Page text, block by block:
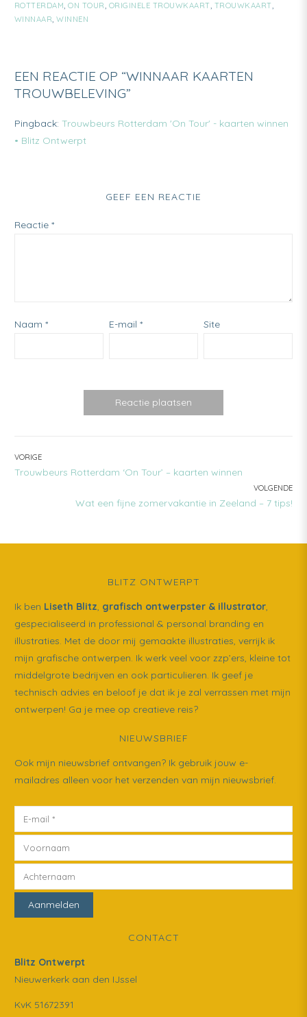
ROTTERDAM ,ON TOUR ORIGINELE TROUWKAART TROUWKAART
WINNAAR ,WINNEN
EEN REACTIE OP “WINNAAR KAARTEN
TROUWBELEVING”
Pingback: Trouwbeurs Rotterdam 'On Tour' - kaarten winnen
• Blitz Ontwerpt
GEEF EEN REACTIE
Reactie *
Naam * E-mail * Site
BERICHT
VORIGE
PREVIOUS
Trouwbeurs Rotterdam ‘On Tour’ – kaarten winnen
VOLGENDE
NEXT
Wat een fijne zomervakantie in Zeeland – 7 tips!
BLITZ ONTWERPT
Ik ben Liseth Blitz, grafisch ontwerpster & illustrator,
gespecialiseerd in professional & personal branding en
illustraties. Met de door mij gemaakte illustraties, verrijk ik
mijn grafische ontwerpen. Ik werk veel voor zzp’ers, kleine tot
middelgrote bedrijven en ook particulieren. Ik geef je
technisch advies en beloof je dat ik je zal verrassen met mijn
ontwerpen! Ga je mee op creatieve reis?
NIEUWSBRIEF
Ook mijn nieuwsbrief ontvangen? Ik gebruik jouw e-
mailadres alleen voor het verzenden van mijn nieuwsbrief.
CONTACT
Blitz Ontwerpt
Nieuwerkerk aan den IJssel
KvK 51672391